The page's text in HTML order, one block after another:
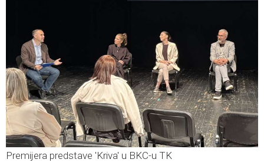
Premijera predstave 'Kriva' u BKC-u TK